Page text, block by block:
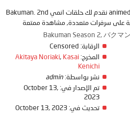
مرحبا بك في موقع انمي دار animedar نقدم لك حلقات انمي Bakuman. 2nd
Bakuman Season 2, バクマ
الرقابة:
المخرج:
Akitaya Noriaki, Kasai
Kenichi
نشر بواسطة: admin
تم الإصدار في: October 13,
2023
تحديث في: October 13, 2023